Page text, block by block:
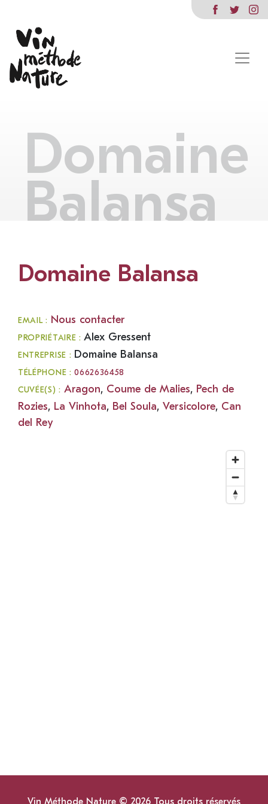
Domaine
Balansa
Domaine Balansa
EMAIL : Nous contacter
PROPRIÉTAIRE :Alex Gressent
ENTREPRISE : Domaine Balansa
TÉLÉPHONE :0662636458
CUVÉE(S) : Aragon, Coume de Malies, Pech de
Rozies, La Vinhota, Bel Soula, Versicolore, Can
del Rey
Vin Méthode Nature © 2026 Tous droits réservés